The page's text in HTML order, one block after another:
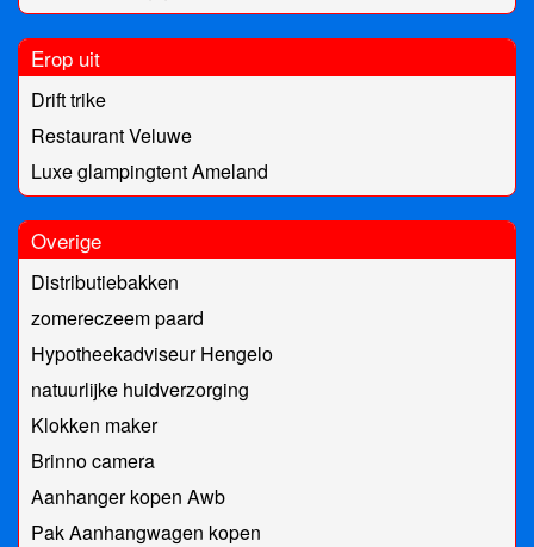
Erop uit
Drift trike
Restaurant Veluwe
Luxe glampingtent Ameland
Overige
Distributiebakken
zomereczeem paard
Hypotheekadviseur Hengelo
natuurlijke huidverzorging
Klokken maker
Brinno camera
Aanhanger kopen Awb
Pak Aanhangwagen kopen